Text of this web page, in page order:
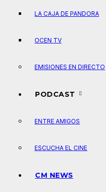
LA CAJA DE PANDORA
OCEN TV
EMISIONES EN DIRECTO
PODCAST
ENTRE AMIGOS
ESCUCHA EL CINE
CM NEWS